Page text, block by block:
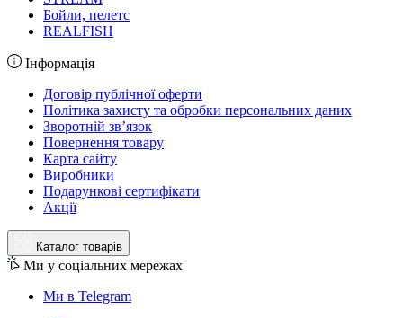
Бойли, пелетс
REALFISH
Інформація
Договір публічної оферти
Політика захисту та обробки персональних даних
Зворотній зв’язок
Повернення товару
Карта сайту
Виробники
Подарункові сертифікати
Акції
Каталог товарів
Ми у соціальних мережах
Ми в Telegram